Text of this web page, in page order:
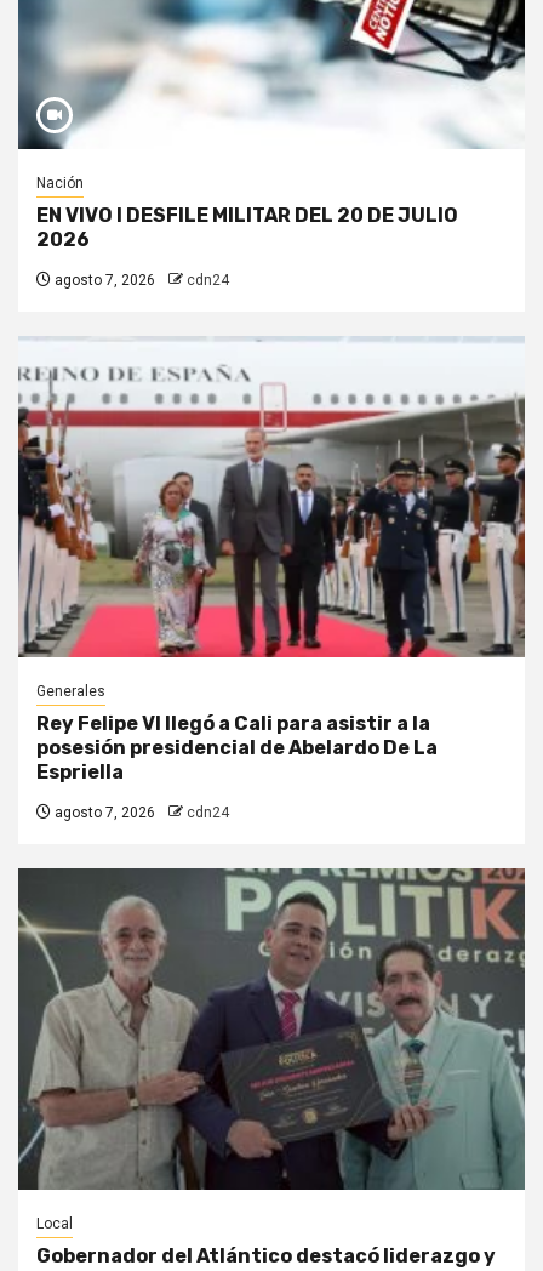
Nación
EN VIVO I DESFILE MILITAR DEL 20 DE JULIO
2026
agosto 7, 2026 cdn24
Generales
Rey Felipe VI llegó a Cali para asistir a la
posesión presidencial de Abelardo De La
Espriella
agosto 7, 2026 cdn24
Local
Gobernador del Atlántico destacó liderazgo y